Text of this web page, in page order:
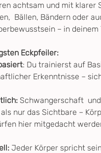
achtsam und mit klarer
Bällen, Bändern oder
– in deinem
Eckpfeiler:
: Du trainierst auf
Erkenntnisse –
Schwangerschaft
nur das Sichtbare –
hier mitgedacht
Jeder Körper spricht